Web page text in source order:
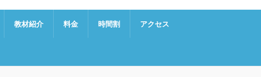
教材紹介 料金 時間割 アクセス